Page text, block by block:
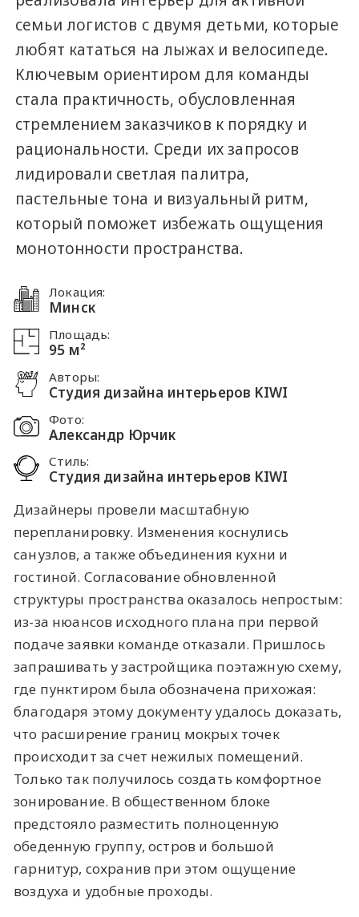
семьи логистов с двумя детьми, которые
любят кататься на лыжах и велосипеде.
Ключевым ориентиром для команды
стала практичность, обусловленная
стремлением заказчиков к порядку и
рациональности. Среди их запросов
лидировали светлая палитра,
пастельные тона и визуальный ритм,
который поможет избежать ощущения
монотонности пространства.
Локация:
Минск
Площадь:
95 м²
Авторы:
Студия дизайна интерьеров KIWI
Фото:
Александр Юрчик
Стиль:
Студия дизайна интерьеров KIWI
Дизайнеры провели масштабную
перепланировку. Изменения коснулись
санузлов, а также объединения кухни и
гостиной. Согласование обновленной
структуры пространства оказалось непростым:
из-за нюансов исходного плана при первой
подаче заявки команде отказали. Пришлось
запрашивать у застройщика поэтажную схему,
где пунктиром была обозначена прихожая:
благодаря этому документу удалось доказать,
что расширение границ мокрых точек
происходит за счет нежилых помещений.
Только так получилось создать комфортное
зонирование. В общественном блоке
предстояло разместить полноценную
обеденную группу, остров и большой
гарнитур, сохранив при этом ощущение
воздуха и удобные проходы.